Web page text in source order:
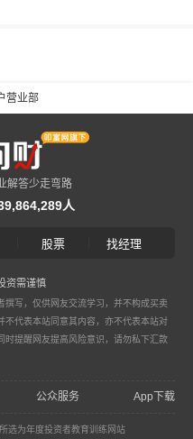
营业部
解答少走弯路
人
股票 找经理
资需谨慎
写，仅供网友交流学习，并不构成买卖
不代表本站同意其内容，亦不代表本站对
时提醒网友提高风险意识，请勿私下汇款
公众服务 App下载
选为年度投资者教育训练网站